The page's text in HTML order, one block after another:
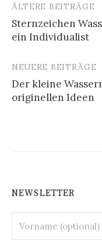
ÄLTERE BEITRÄGE
Sternzeichen
ein Individualist
NEUERE BEITRÄGE
Der kleine
originellen Ideen
NEWSLETTER